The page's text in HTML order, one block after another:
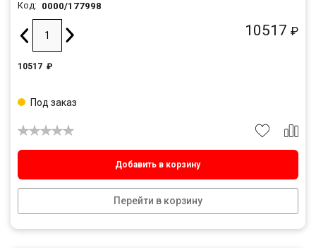
Код: 0000/177998
10517 ₽
10517 ₽
Добавить в корзину
Перейти в корзину
Под заказ